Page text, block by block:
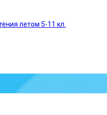
летом 5-11 кл.